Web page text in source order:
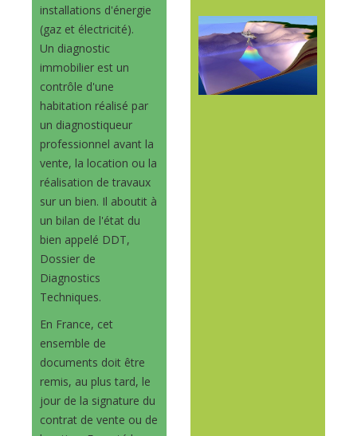
installations d'énergie
(gaz et électricité).
Un diagnostic
immobilier est un
contrôle d'une
habitation réalisé par
un diagnostiqueur
professionnel avant la
vente, la location ou la
réalisation de travaux
sur un bien. Il aboutit à
un bilan de l'état du
bien appelé DDT,
Dossier de
Diagnostics
Techniques.
En France, cet
ensemble de
documents doit être
remis, au plus tard, le
jour de la signature du
contrat de vente ou de